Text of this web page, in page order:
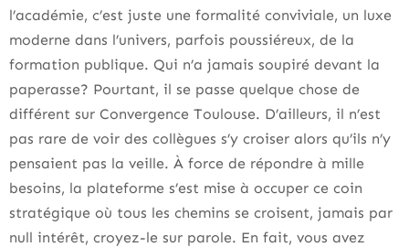
l’académie, c’est juste une formalité conviviale, un luxe
moderne dans l’univers, parfois poussiéreux, de la
formation publique. Qui n’a jamais soupiré devant la
paperasse? Pourtant, il se passe quelque chose de
différent sur Convergence Toulouse. D’ailleurs, il n’est
pas rare de voir des collègues s’y croiser alors qu’ils n’y
pensaient pas la veille. À force de répondre à mille
besoins, la plateforme s’est mise à occuper ce coin
stratégique où tous les chemins se croisent, jamais par
null intérêt, croyez-le sur parole. En fait, vous avez